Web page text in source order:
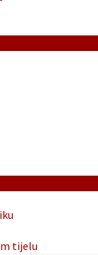
tijelu